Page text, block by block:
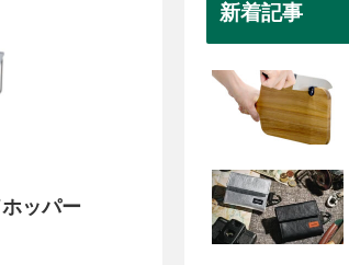
ッパー
新着記事